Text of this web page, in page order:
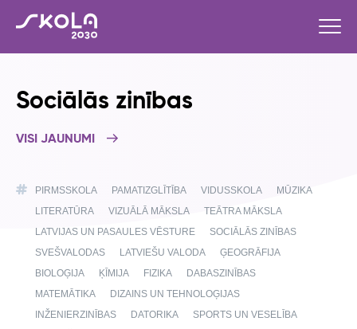
Sociālās zinības
VISI JAUNUMI
PIRMSSKOLA PAMATIZGLĪTĪBA VIDUSSKOLA
MŪZIKA
LITERATŪRA
VIZUĀLĀ MĀKSLA
TEĀTRA MĀKSLA
LATVIJAS UN PASAULES VĒSTURE
SOCIĀLĀS ZINĪBAS
SVEŠVALODAS
LATVIEŠU VALODA
ĢEOGRĀFIJA
BIOLOĢIJA
ĶĪMIJA FIZIKA
DABASZINĪBAS
MATEMĀTIKA
DIZAINS UN TEHNOLOĢIJAS
INŽENIERZINĪBAS
DATORIKA
SPORTS UN VESELĪBA